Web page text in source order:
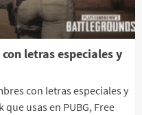
letras especiales y
con letras especiales y
usas en PUBG, Free